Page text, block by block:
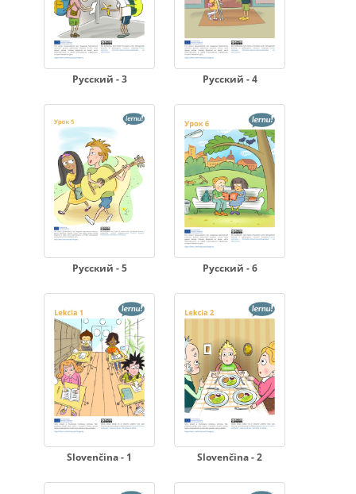
Русский - 3 Русский - 4
Русский - 5 Русский - 6
Slovenčina - 1 Slovenčina - 2